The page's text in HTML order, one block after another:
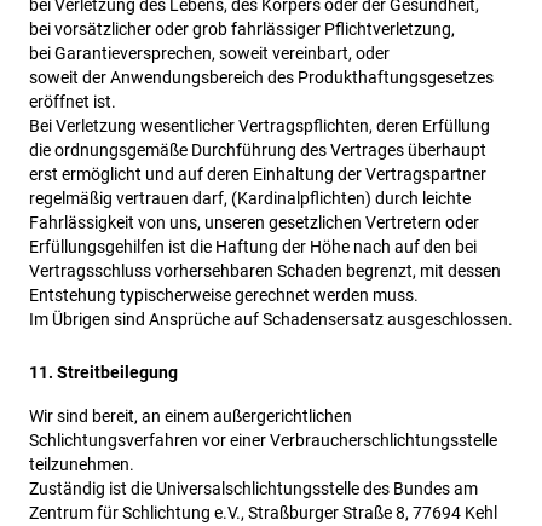
bei Verletzung des Lebens, des Körpers oder der Gesundheit,
bei vorsätzlicher oder grob fahrlässiger Pflichtverletzung,
bei Garantieversprechen, soweit vereinbart, oder
soweit der Anwendungsbereich des Produkthaftungsgesetzes
eröffnet ist.
Bei Verletzung wesentlicher Vertragspflichten, deren Erfüllung
die ordnungsgemäße Durchführung des Vertrages überhaupt
erst ermöglicht und auf deren Einhaltung der Vertragspartner
regelmäßig vertrauen darf, (Kardinalpflichten) durch leichte
Fahrlässigkeit von uns, unseren gesetzlichen Vertretern oder
Erfüllungsgehilfen ist die Haftung der Höhe nach auf den bei
Vertragsschluss vorhersehbaren Schaden begrenzt, mit dessen
Entstehung typischerweise gerechnet werden muss.
Im Übrigen sind Ansprüche auf Schadensersatz ausgeschlossen.
11. Streitbeilegung
Wir sind bereit, an einem außergerichtlichen
Schlichtungsverfahren vor einer Verbraucherschlichtungsstelle
teilzunehmen.
Zuständig ist die Universalschlichtungsstelle des Bundes am
Zentrum für Schlichtung e.V., Straßburger Straße 8, 77694 Kehl